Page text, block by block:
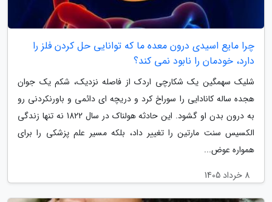
چرا مایع اسیدی درون معده ما که توانایی حل کردن فلز را
دارد، خودمان را نابود نمی کند؟
شلیک سهمگین یک شکارچی اردک از فاصله نزدیک، شکم یک جوان
هجده ساله کانادایی را سوراخ کرد و دریچه ای دائمی و باورنکردنی رو
به درون بدن او گشود. این حادثه هولناک در سال 1822 نه تنها زندگی
الکسیس سنت مارتین را تغییر داد، بلکه مسیر علم پزشکی را برای
همواره عوض...
8 خرداد 1405